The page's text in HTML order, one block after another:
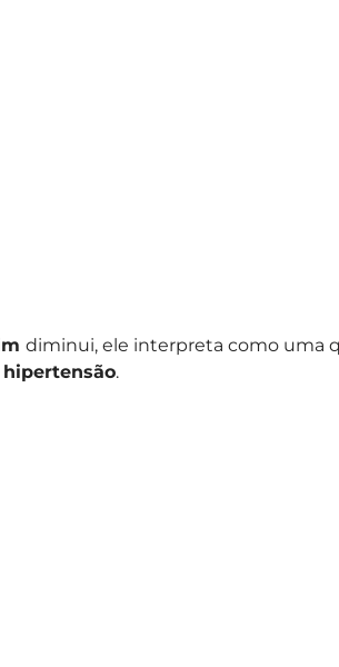
diminui, ele interpreta como uma
hipertensão.